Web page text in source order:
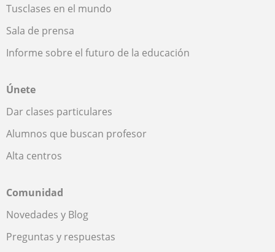
Tusclases en el mundo
Sala de prensa
Informe sobre el futuro de la educación
Únete
Dar clases particulares
Alumnos que buscan profesor
Alta centros
Comunidad
Novedades y Blog
Preguntas y respuestas